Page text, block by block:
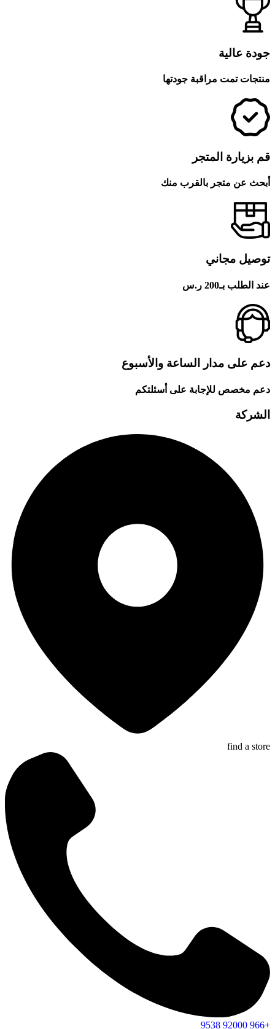
جودة عالية
منتجات تمت مراقبة جودتها
قم بزيارة المتجر
أبحث عن متجر بالقرب منك
توصيل مجاني
عند الطلب بـ200 ر.س
دعم على مدار الساعة والأسبوع
دعم مخصص للإجابة على أسئلتكم
الشركة
find a store
+966
92000
9538